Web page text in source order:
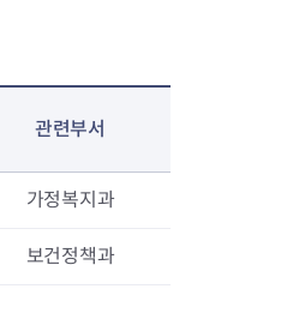
관련부서
가정복지과
보건정책과